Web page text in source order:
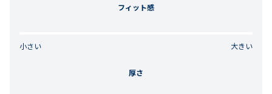
フィット感
小さい 大きい
厚さ